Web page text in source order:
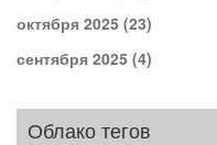
октября 2025 (23)
сентября 2025 (4)
Облако тегов